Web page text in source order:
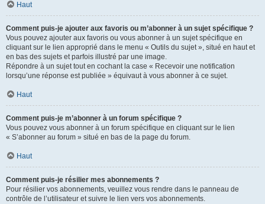
Haut
Comment puis-je ajouter aux favoris ou m’abonner à un sujet spécifique ?
Vous pouvez ajouter aux favoris ou vous abonner à un sujet spécifique en
cliquant sur le lien approprié dans le menu « Outils du sujet », situé en haut et
en bas des sujets et parfois illustré par une image.
Répondre à un sujet tout en cochant la case « Recevoir une notification
lorsqu’une réponse est publiée » équivaut à vous abonner à ce sujet.
Haut
Comment puis-je m’abonner à un forum spécifique ?
Vous pouvez vous abonner à un forum spécifique en cliquant sur le lien
« S’abonner au forum » situé en bas de la page du forum.
Haut
Comment puis-je résilier mes abonnements ?
Pour résilier vos abonnements, veuillez vous rendre dans le panneau de
contrôle de l’utilisateur et suivre le lien vers vos abonnements.